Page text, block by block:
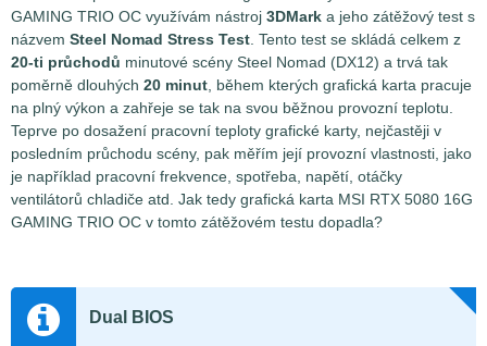
GAMING TRIO OC využívám nástroj 3DMark a jeho zátěžový test s
názvem Steel Nomad Stress Test . Tento test se skládá celkem z
20-ti průchodů minutové scény Steel Nomad (DX12) a trvá tak
poměrně dlouhých 20 minut , během kterých grafická karta pracuje
na plný výkon a zahřeje se tak na svou běžnou provozní teplotu.
Teprve po dosažení pracovní teploty grafické karty, nejčastěji v
posledním průchodu scény, pak měřím její provozní vlastnosti, jako
je například pracovní frekvence, spotřeba, napětí, otáčky
ventilátorů chladiče atd. Jak tedy grafická karta MSI RTX 5080 16G
GAMING TRIO OC v tomto zátěžovém testu dopadla?
Dual BIOS